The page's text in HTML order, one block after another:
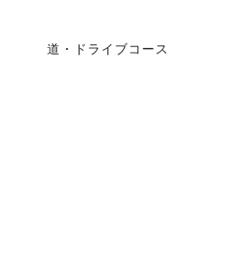
道・ドライブコース